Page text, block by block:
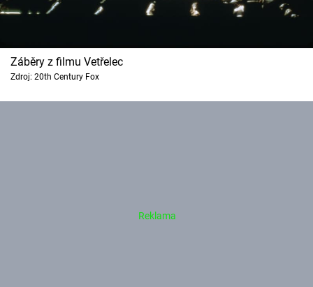
Záběry z filmu Vetřelec
Zdroj: 20th Century Fox